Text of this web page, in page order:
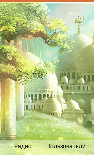
Радио Пользователи